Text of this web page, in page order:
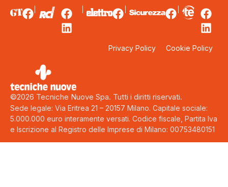
Privacy Policy Cookie Policy
©2026 Tecniche Nuove Spa. Tutti i diritti riservati.
Sede legale: Via Eritrea 21 – 20157 Milano. Capitale sociale:
5.000.000 euro interamente versati. Codice fiscale, Partita Iva
e Iscrizione al Registro delle Imprese di Milano: 00753480151